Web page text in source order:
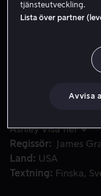
The Lost City of Z
The Lost City of Z
som under hans
bevis på en
Medverkande
Ashley Visa fler
Regissör
James
Land
USA
Textning
Finska
tjänsteutveckling.
Lista över partner
Avvisa